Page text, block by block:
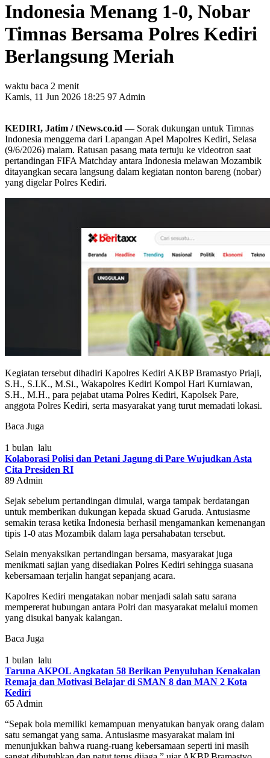
Indonesia Menang 1-0, Nobar
Timnas Bersama Polres Kediri
Berlangsung Meriah
waktu baca 2 menit
Kamis, 11 Jun 2026 18:25 97 Admin
KEDIRI, Jatim / tNews.co.id — Sorak dukungan untuk Timnas
Indonesia menggema dari Lapangan Apel Mapolres Kediri, Selasa
(9/6/2026) malam. Ratusan pasang mata tertuju ke videotron saat
pertandingan FIFA Matchday antara Indonesia melawan Mozambik
ditayangkan secara langsung dalam kegiatan nonton bareng (nobar)
yang digelar Polres Kediri.
Kegiatan tersebut dihadiri Kapolres Kediri AKBP Bramastyo Priaji,
S.H., S.I.K., M.Si., Wakapolres Kediri Kompol Hari Kurniawan,
S.H., M.H., para pejabat utama Polres Kediri, Kapolsek Pare,
anggota Polres Kediri, serta masyarakat yang turut memadati lokasi.
Baca Juga
1 bulan lalu
Kolaborasi Polisi dan Petani Jagung di Pare Wujudkan Asta
Cita Presiden RI
89 Admin
Sejak sebelum pertandingan dimulai, warga tampak berdatangan
untuk memberikan dukungan kepada skuad Garuda. Antusiasme
semakin terasa ketika Indonesia berhasil mengamankan kemenangan
tipis 1-0 atas Mozambik dalam laga persahabatan tersebut.
Selain menyaksikan pertandingan bersama, masyarakat juga
menikmati sajian yang disediakan Polres Kediri sehingga suasana
kebersamaan terjalin hangat sepanjang acara.
Kapolres Kediri mengatakan nobar menjadi salah satu sarana
mempererat hubungan antara Polri dan masyarakat melalui momen
yang disukai banyak kalangan.
Baca Juga
1 bulan lalu
Taruna AKPOL Angkatan 58 Berikan Penyuluhan Kenakalan
Remaja dan Motivasi Belajar di SMAN 8 dan MAN 2 Kota
Kediri
65 Admin
“Sepak bola memiliki kemampuan menyatukan banyak orang dalam
satu semangat yang sama. Antusiasme masyarakat malam ini
menunjukkan bahwa ruang-ruang kebersamaan seperti ini masih